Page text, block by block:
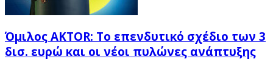
Όμιλος AKTOR: Το επενδυτικό σχέδιο των 3
δισ. ευρώ και οι νέοι πυλώνες ανάπτυξης